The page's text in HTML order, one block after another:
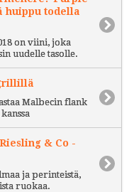
huippu todella
on viini, joka
uudelle tasolle.
Malbecin flank
& Co -
ja perinteistä,
ruokaa.